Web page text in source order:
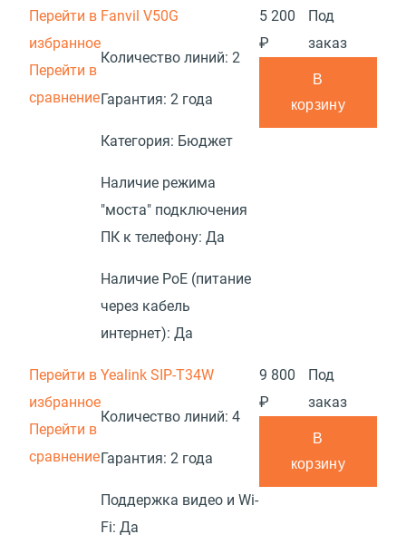
Перейти в
избранное
Перейти в
сравнение
Fanvil V50G
Количество линий: 2
Гарантия: 2 года
Категория: Бюджет
Наличие режима
"моста" подключения
ПК к телефону: Да
Наличие PoE (питание
через кабель
интернет): Да
5 200
₽
Под
заказ
В
корзину
Перейти в
избранное
Перейти в
сравнение
Yealink SIP-T34W
Количество линий: 4
Гарантия: 2 года
Поддержка видео и Wi-
Fi: Да
9 800
₽
Под
заказ
В
корзину